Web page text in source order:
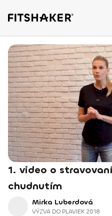
1. video o
chudnutím
Mirka Luberdová
VÝZVA DO PLAVIEK 2018